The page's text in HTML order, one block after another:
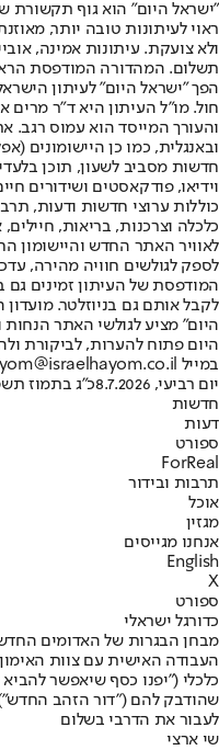
"ישראל היום" הוא גוף תקשורת
ראוי לעיתונות טובה יותר,
ולא צועקת. עיתונות אמינה,
הפך "ישראל היום" לעיתון
חול. מו"ל העיתון היא ד"ר מרים
והעורך המייסד הוא עמוס רגב.
חדשות מסביב לשעון, תוכן
וידיאו, פודקאסטים ושידורים
כוללות ערוצי חדשות ודעות,
לאוויר האתר החדש והיישומון
לספק לגולשים חוויה מהירה,
המודפסת של העיתון זמינים
לקבל אותם גם בניוזלטר.
היום" מציע לגולשי האתר
היום פתוח להערות, לביקורת
במייל hayom@israelhayom.co.il.
יום רביעי, 8.7.2026
כ"ג בתמוז
חדשות
דעות
ספורט
ForReal
תרבות ובידור
אוכל
מגזין
אנחנו מגייסים
English
X
ספורט
כדורגל ישראלי
מבחן הבגרות של האדומים
העבודה האישית עם צוות
כלכלי ("יפנו כסף שיאפשר
שהודבק להם ("דור הזהב
לעבור את הדרבי בשלום
שי ארצי